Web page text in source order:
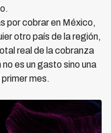
por cobrar en México,
otro país de la región,
real de la cobranza
es un gasto sino una
mes.